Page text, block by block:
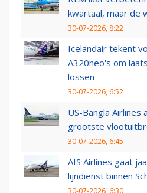
kwartaal, maar de
30-07-2026, 8:22
Icelandair tekent
A320neo's om
lossen
30-07-2026, 6:52
US-Bangla Airlines
grootste
30-07-2026, 6:45
AIS Airlines gaat
lijndienst binnen
30-07-2026, 6:30